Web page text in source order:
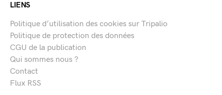
LIENS
Politique d’utilisation des cookies sur Tripalio
Politique de protection des données
CGU de la publication
Qui sommes nous ?
Contact
Flux RSS